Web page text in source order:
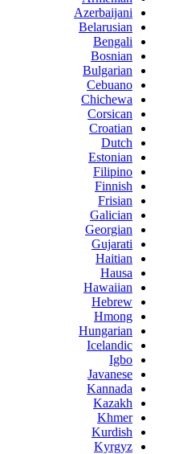
Azerbaijani
Belarusian
Bengali
Bosnian
Bulgarian
Cebuano
Chichewa
Corsican
Croatian
Dutch
Estonian
Filipino
Finnish
Frisian
Galician
Georgian
Gujarati
Haitian
Hausa
Hawaiian
Hebrew
Hmong
Hungarian
Icelandic
Igbo
Javanese
Kannada
Kazakh
Khmer
Kurdish
Kyrgyz